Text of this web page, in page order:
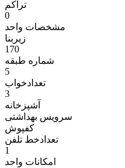
تراکم
0
مشخصات واحد
زیربنا
170
شماره طبقه
5
تعدادخواب
3
آشپزخانه
سرویس بهداشتی
کفپوش
تعدادخط تلفن
1
امکانات واحد